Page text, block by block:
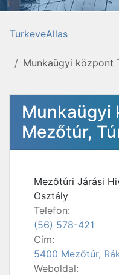
TurkeveAllas
Munkaügyi központ
Munkaügyi
Mezőtúr,
Mezőtúri Járási
Osztály
Telefon:
(56) 578-421
Cím:
5400 Mezőtúr,
Weboldal: